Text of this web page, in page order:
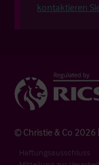
kontaktieren
© Christie & Co 2026
Haftungsausschluss